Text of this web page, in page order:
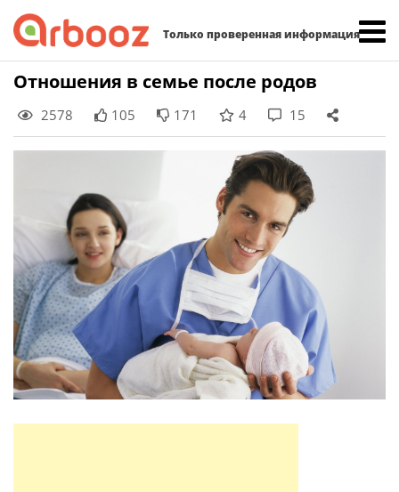
Только проверенная информация
Skip
content
Отношения в семье после родов
2578 105 171 4 15
Найти: